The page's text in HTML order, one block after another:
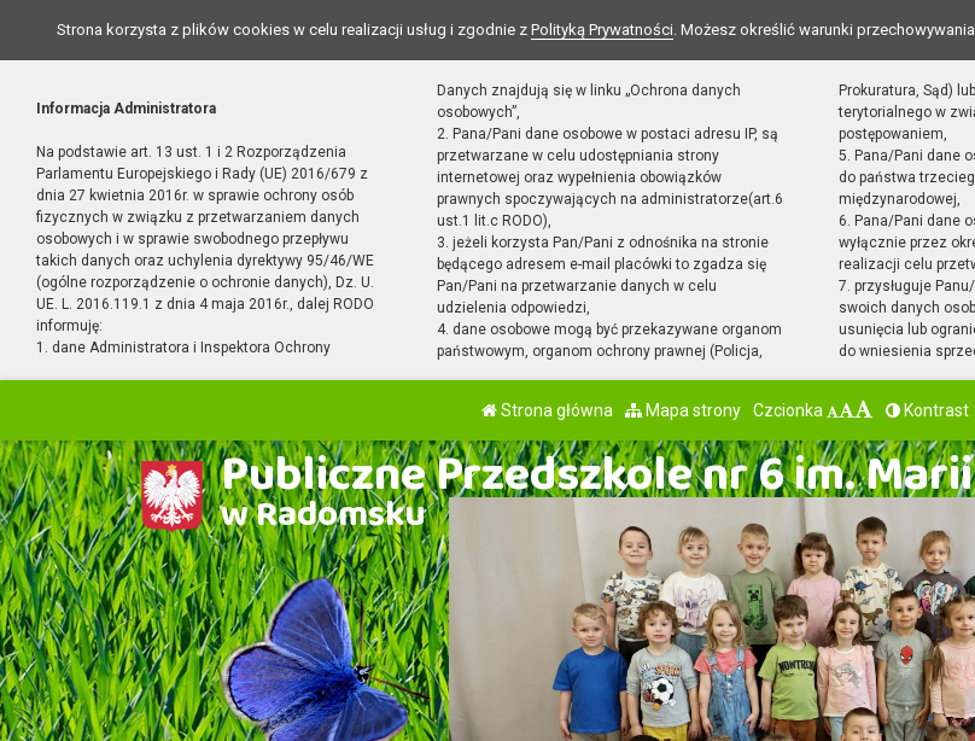
Strona korzysta z plików cookies w celu realizacji usług i zgodnie z Polityką Prywatności. Możesz określić warunki
Informacja Administratora
Na podstawie art. 13 ust. 1 i 2 Rozporządzenia
Parlamentu Europejskiego i Rady (UE) 2016/679 z
dnia 27 kwietnia 2016r. w sprawie ochrony osób
fizycznych w związku z przetwarzaniem danych
osobowych i w sprawie swobodnego przepływu
takich danych oraz uchylenia dyrektywy 95/46/WE
(ogólne rozporządzenie o ochronie danych), Dz. U.
UE. L. 2016.119.1 z dnia 4 maja 2016r., dalej RODO
informuję:
1. dane Administratora i Inspektora Ochrony
Danych znajdują się w linku „Ochrona danych
osobowych”,
2. Pana/Pani dane osobowe w postaci adresu IP, są
przetwarzane w celu udostępniania strony
internetowej oraz wypełnienia obowiązków
prawnych spoczywających na administratorze(art.6
ust.1 lit.c RODO),
3. jeżeli korzysta Pan/Pani z odnośnika na stronie
będącego adresem e-mail placówki to zgadza się
Pan/Pani na przetwarzanie danych w celu
udzielenia odpowiedzi,
4. dane osobowe mogą być przekazywane organom
państwowym, organom ochrony prawnej (Policja,
Prokuratura, Sąd)
terytorialnego w
postępowaniem,
5. Pana/Pani dane
do państwa
międzynarodowej,
6. Pana/Pani dane
wyłącznie przez
realizacji celu
7. przysługuje
swoich danych
usunięcia lub
do wniesienia
Strona główna Mapa strony Czcionka Kontrast
Publiczne Przedszkole nr 6 im.
w Radomsku